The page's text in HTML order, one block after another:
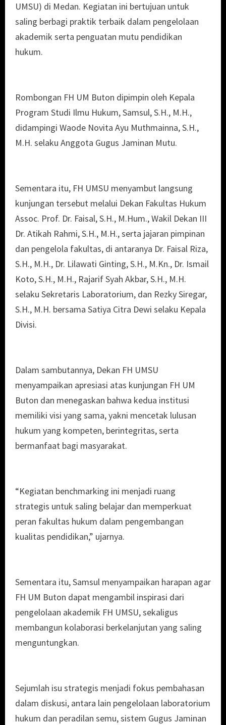
UMSU) di Medan. Kegiatan ini bertujuan untuk
saling berbagi praktik terbaik dalam pengelolaan
akademik serta penguatan mutu pendidikan
hukum.
Rombongan FH UM Buton dipimpin oleh Kepala
Program Studi Ilmu Hukum, Samsul, S.H., M.H.,
didampingi Waode Novita Ayu Muthmainna, S.H.,
M.H. selaku Anggota Gugus Jaminan Mutu.
Sementara itu, FH UMSU menyambut langsung
kunjungan tersebut melalui Dekan Fakultas Hukum
Assoc. Prof. Dr. Faisal, S.H., M.Hum., Wakil Dekan III
Dr. Atikah Rahmi, S.H., M.H., serta jajaran pimpinan
dan pengelola fakultas, di antaranya Dr. Faisal Riza,
S.H., M.H., Dr. Lilawati Ginting, S.H., M.Kn., Dr. Ismail
Koto, S.H., M.H., Rajarif Syah Akbar, S.H., M.H.
selaku Sekretaris Laboratorium, dan Rezky Siregar,
S.H., M.H. bersama Satiya Citra Dewi selaku Kepala
Divisi.
Dalam sambutannya, Dekan FH UMSU
menyampaikan apresiasi atas kunjungan FH UM
Buton dan menegaskan bahwa kedua institusi
memiliki visi yang sama, yakni mencetak lulusan
hukum yang kompeten, berintegritas, serta
bermanfaat bagi masyarakat.
“Kegiatan benchmarking ini menjadi ruang
strategis untuk saling belajar dan memperkuat
peran fakultas hukum dalam pengembangan
kualitas pendidikan,” ujarnya.
Sementara itu, Samsul menyampaikan harapan agar
FH UM Buton dapat mengambil inspirasi dari
pengelolaan akademik FH UMSU, sekaligus
membangun kolaborasi berkelanjutan yang saling
menguntungkan.
Sejumlah isu strategis menjadi fokus pembahasan
dalam diskusi, antara lain pengelolaan laboratorium
hukum dan peradilan semu, sistem Gugus Jaminan